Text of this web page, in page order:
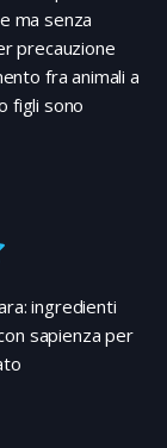
ma senza
precauzione
fra animali a
figli sono
ingredienti
sapienza per